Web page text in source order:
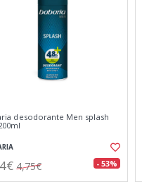
desodorante Men splash
4,75€ - 53%